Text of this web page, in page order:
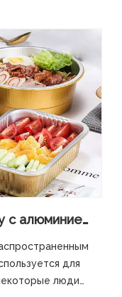
Безопасно ли готовить еду с алюминиевой фольгой?
для
люди